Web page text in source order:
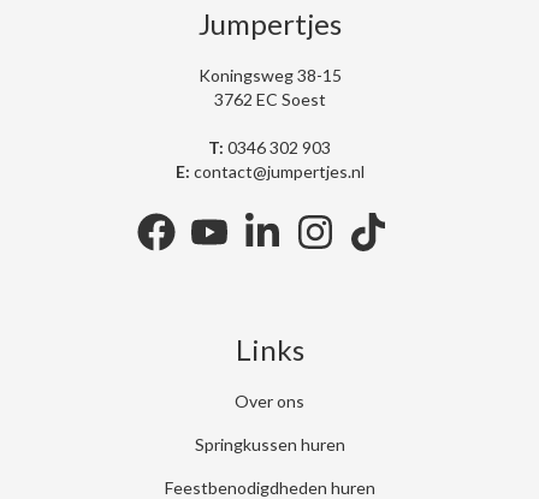
Jumpertjes
Koningsweg 38-15
3762 EC Soest
T: 0346 302 903
E: contact@jumpertjes.nl
Links
Over ons
Springkussen huren
Feestbenodigdheden huren